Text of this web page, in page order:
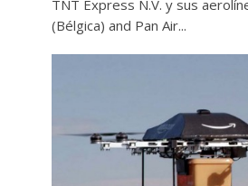
TNT Express N.V. y sus
(Bélgica) and Pan Air...